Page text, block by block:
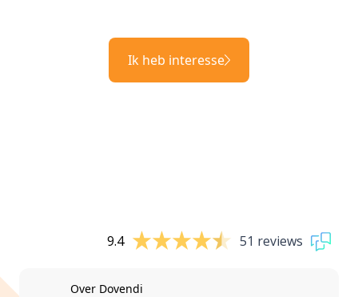
Ik heb interesse
9.4 51 reviews
Over Dovendi